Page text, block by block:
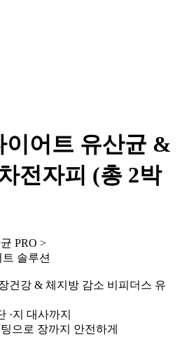
어트 유산균 &
전자피 (총 2박
PRO >
솔루션
건강 & 체지방 감소 비피더스 유
·지 대사까지
으로 장까지 안전하게